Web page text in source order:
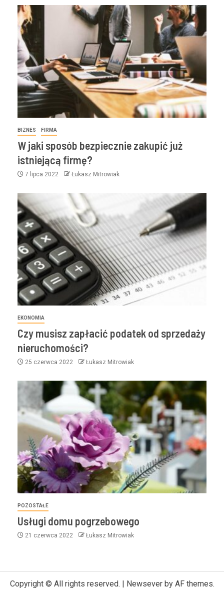
BIZNES FIRMA
W jaki sposób bezpiecznie zakupić już
istniejącą firmę?
7 lipca 2022 Łukasz Mitrowiak
EKONOMIA
Czy musisz zapłacić podatek od sprzedaży
nieruchomości?
25 czerwca 2022 Łukasz Mitrowiak
POZOSTAŁE
Usługi domu pogrzebowego
21 czerwca 2022 Łukasz Mitrowiak
Copyright © All rights reserved. Newseverby AF themes.